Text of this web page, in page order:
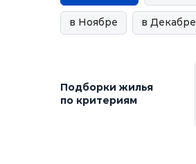
в Ноябре в Декабре
Подборки жилья
по критериям